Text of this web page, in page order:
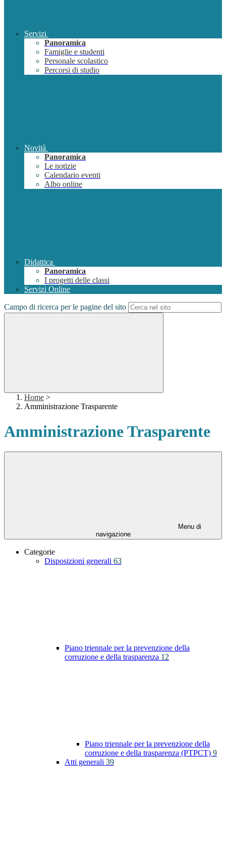
Servizi
Panoramica
Famiglie e studenti
Personale scolastico
Percorsi di studio
Novità
Panoramica
Le notizie
Calendario eventi
Albo online
Didattica
Panoramica
I progetti delle classi
Servizi Online
Campo di ricerca per le pagine del sito
Home >
Amministrazione Trasparente
Amministrazione Trasparente
Menu di
navigazione
Categorie
Disposizioni generali 63
Piano triennale per la prevenzione della
corruzione e della trasparenza 12
Piano triennale per la prevenzione della
corruzione e della trasparenza (PTPCT) 9
Atti generali 39